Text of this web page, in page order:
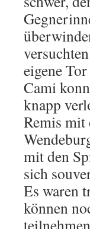
eigene
Cami
knapp
Remis mit
mit den
sich
Es waren
können